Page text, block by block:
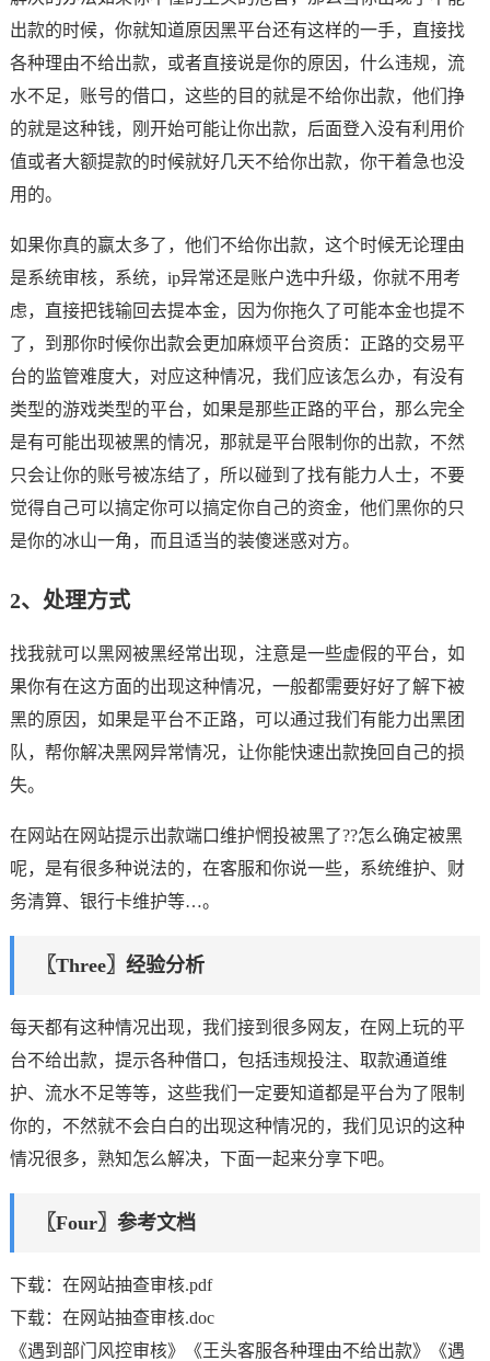
出款的时候，你就知道原因黑平台还有这样的一手，直接找
各种理由不给出款，或者直接说是你的原因，什么违规，流
水不足，账号的借口，这些的目的就是不给你出款，他们挣
的就是这种钱，刚开始可能让你出款，后面登入没有利用价
值或者大额提款的时候就好几天不给你出款，你干着急也没
用的。
如果你真的嬴太多了，他们不给你出款，这个时候无论理由
是系统审核，系统，ip异常还是账户选中升级，你就不用考
虑，直接把钱输回去提本金，因为你拖久了可能本金也提不
了，到那你时候你出款会更加麻烦平台资质：正路的交易平
台的监管难度大，对应这种情况，我们应该怎么办，有没有
类型的游戏类型的平台，如果是那些正路的平台，那么完全
是有可能出现被黑的情况，那就是平台限制你的出款，不然
只会让你的账号被冻结了，所以碰到了找有能力人士，不要
觉得自己可以搞定你可以搞定你自己的资金，他们黑你的只
是你的冰山一角，而且适当的装傻迷惑对方。
2、处理方式
找我就可以黑网被黑经常出现，注意是一些虚假的平台，如
果你有在这方面的出现这种情况，一般都需要好好了解下被
黑的原因，如果是平台不正路，可以通过我们有能力出黑团
队，帮你解决黑网异常情况，让你能快速出款挽回自己的损
失。
在网站在网站提示出款端口维护惘投被黑了??怎么确定被黑
呢，是有很多种说法的，在客服和你说一些，系统维护、财
务清算、银行卡维护等…。
〖Three〗经验分析
每天都有这种情况出现，我们接到很多网友，在网上玩的平
台不给出款，提示各种借口，包括违规投注、取款通道维
护、流水不足等等，这些我们一定要知道都是平台为了限制
你的，不然就不会白白的出现这种情况的，我们见识的这种
情况很多，熟知怎么解决，下面一起来分享下吧。
〖Four〗参考文档
下载：在网站抽查审核.pdf
下载：在网站抽查审核.doc
《遇到部门风控审核》《王头客服各种理由不给出款》《遇